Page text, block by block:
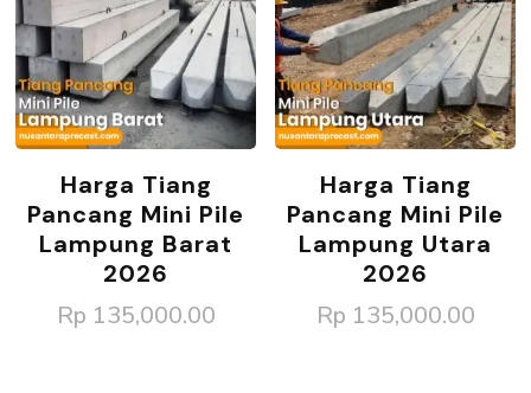
Harga Tiang
Pancang Mini Pile
Lampung Barat
2026
Rp 135,000.00
Harga Tiang
Pancang Mini Pile
Lampung Utara
2026
Rp 135,000.00